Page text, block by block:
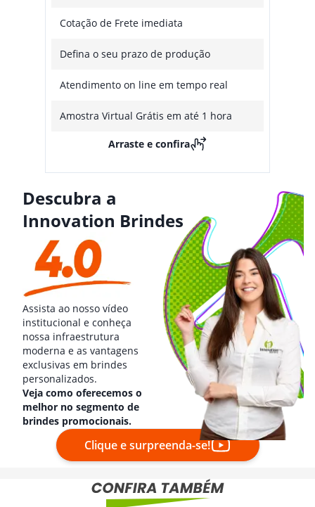
Cotação de Frete imediata
Defina o seu prazo de produção
Atendimento on line em tempo real
Amostra Virtual Grátis em até 1 hora
Arraste e confira
Descubra a
Innovation Brindes
Assista ao nosso vídeo
institucional e conheça
nossa infraestrutura
moderna e as vantagens
exclusivas em brindes
personalizados.
Veja como oferecemos o
melhor no segmento de
brindes promocionais.
Clique e surpreenda-se!